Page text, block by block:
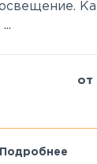
от
Подробнее